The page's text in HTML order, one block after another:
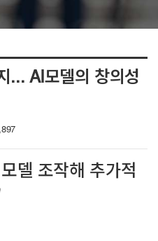
... AI모델의 창의성
델 조작해 추가적